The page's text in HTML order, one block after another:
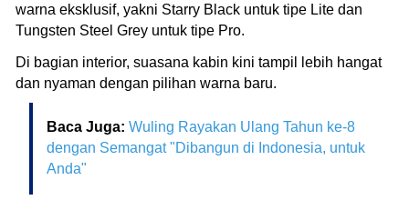
warna eksklusif, yakni Starry Black untuk tipe Lite dan
Tungsten Steel Grey untuk tipe Pro.
Di bagian interior, suasana kabin kini tampil lebih hangat
dan nyaman dengan pilihan warna baru.
Baca Juga: Wuling Rayakan Ulang Tahun ke-8
dengan Semangat "Dibangun di Indonesia, untuk
Anda"